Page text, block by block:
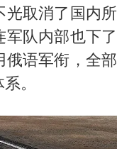
光取消了国内所
队内部也下了
俄语军衔，全部
。